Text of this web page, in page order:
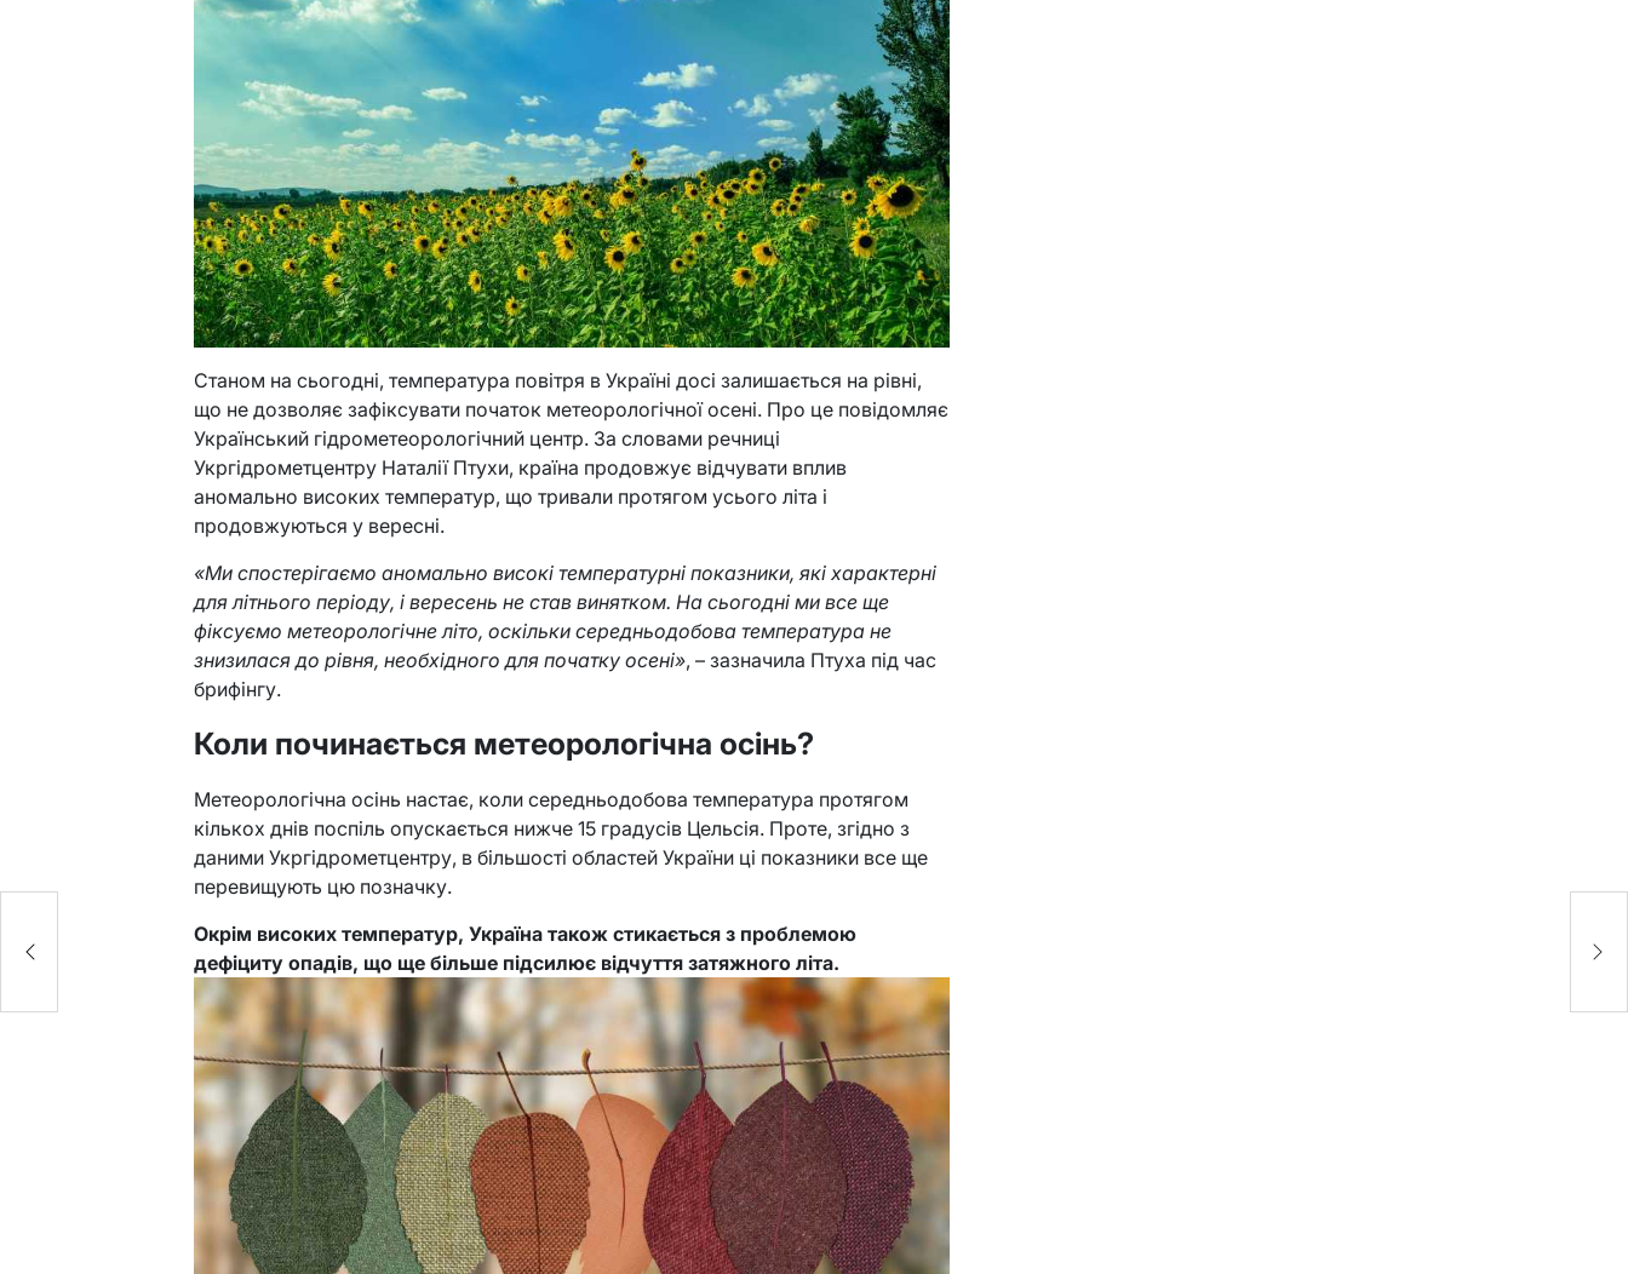
Станом на сьогодні, температура повітря в Україні досі залишається на рівні,
що не дозволяє зафіксувати початок метеорологічної осені. Про це повідомляє
Український гідрометеорологічний центр. За словами речниці
Укргідрометцентру Наталії Птухи, країна продовжує відчувати вплив
аномально високих температур, що тривали протягом усього літа і
продовжуються у вересні.
«Ми спостерігаємо аномально високі температурні показники, які характерні
для літнього періоду, і вересень не став винятком. На сьогодні ми все ще
фіксуємо метеорологічне літо, оскільки середньодобова температура не
знизилася до рівня, необхідного для початку осені», – зазначила Птуха під час
брифінгу.
Коли починається метеорологічна осінь?
Метеорологічна осінь настає, коли середньодобова температура протягом
кількох днів поспіль опускається нижче 15 градусів Цельсія. Проте, згідно з
даними Укргідрометцентру, в більшості областей України ці показники все ще
перевищують цю позначку.
Окрім високих температур, Україна також стикається з проблемою
дефіциту опадів, що ще більше підсилює відчуття затяжного літа.